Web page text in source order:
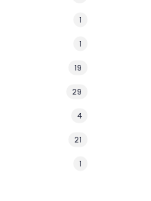
1
1
19
29
4
21
1